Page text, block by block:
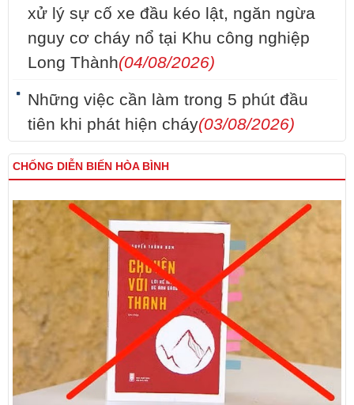
xử lý sự cố xe đầu kéo lật, ngăn ngừa
nguy cơ cháy nổ tại Khu công nghiệp
Long Thành(04/08/2026)
Những việc cần làm trong 5 phút đầu
tiên khi phát hiện cháy(03/08/2026)
CHỐNG DIỄN BIẾN HÒA BÌNH